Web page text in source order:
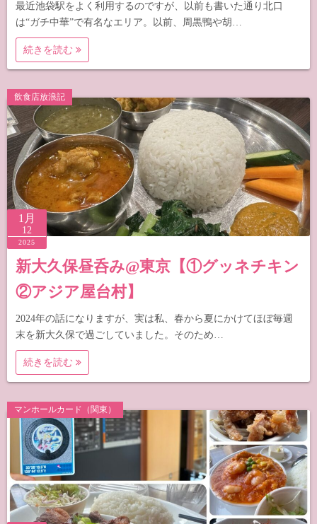
最近池袋駅をよく利用するのですが、以前も書いた通り北口
は“ガチ中華”で有名なエリア。以前、周黒鴨や胡…
続きを読む
飲食店放浪記
1月
12
2025
新大久保昼呑み@東京【①グッネチキン
②アジア屋台村】
2024年の話になりますが、実は私、春から夏にかけてほぼ毎週
末を新大久保で過ごしていました。そのため…
続きを読む
マンホールカード（関東）